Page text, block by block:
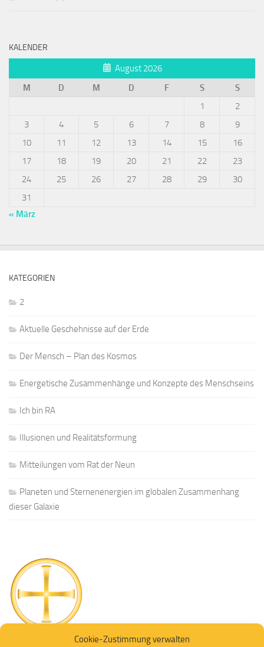
Cookie-Zustimmung verwalten
KALENDER
August 2026
M
D M D F S
S
1
2
3
4 5 6 7 8
9
10
11 12 13 14 15
16
17
18 19 20 21 22
23
24
25 26 27 28 29
30
31
« März
KATEGORIEN
2
Aktuelle Geschehnisse auf der Erde
Der Mensch – Plan des Kosmos
Energetische Zusammenhänge und Konzepte des Menschseins
Ich bin RA
Illusionen und Realitätsformung
Mitteilungen vom Rat der Neun
Planeten und Sternenenergien im globalen Zusammenhang
dieser Galaxie